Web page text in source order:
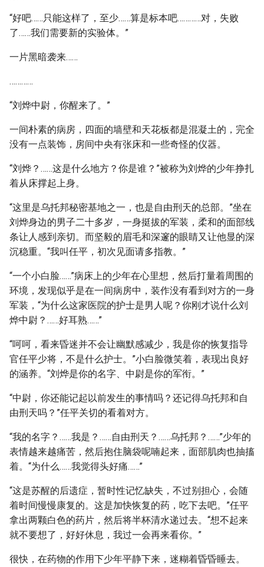
“好吧……只能这样了，至少……算是标本吧…………对，失败
了……我们需要新的实验体。”
一片黑暗袭来……
…………
“刘烨中尉，你醒来了。”
一间朴素的病房，四面的墙壁和天花板都是混凝土的，完全
没有一点装饰，房间中央有张床和一些奇怪的仪器。
“刘烨？……这是什么地方？你是谁？”被称为刘烨的少年挣扎
着从床撑起上身。
“这里是乌托邦秘密基地之一，也是自由刑天的总部。”坐在
刘烨身边的男子二十多岁，一身挺拔的军装，柔和的面部线
条让人感到亲切。而坚毅的眉毛和深邃的眼睛又让他显的深
沉稳重。“我叫任平，初次见面请多指教。”
“一个小白脸……”病床上的少年在心里想，然后打量着周围的
环境，发现似乎是在一间病房中，装作没有看到对方的一身
军装，“为什么这家医院的护士是男人呢？你刚才说什么刘
烨中尉？……好耳熟……”
“呵呵，看来昏迷并不会让幽默感减少，我是你的恢复指导
官任平少将，不是什么护士。”小白脸微笑着，表现出良好
的涵养。“刘烨是你的名字、中尉是你的军衔。”
“中尉，你还能记起以前发生的事情吗？还记得乌托邦和自
由刑天吗？”任平关切的看着对方。
“我的名字？……我是？……自由刑天？……乌托邦？……”少年的
表情越来越痛苦，然后抱住脑袋呢喃起来，面部肌肉也抽搐
着。“为什么……我觉得头好痛……”
“这是苏醒的后遗症，暂时性记忆缺失，不过别担心，会随
着时间慢慢康复的。这是加快恢复的药，吃下去吧。”任平
拿出两颗白色的药片，然后将半杯清水递过去。“想不起来
就不要想了，好好休息，我过一会再来看你。”
很快，在药物的作用下少年平静下来，迷糊着昏昏睡去。